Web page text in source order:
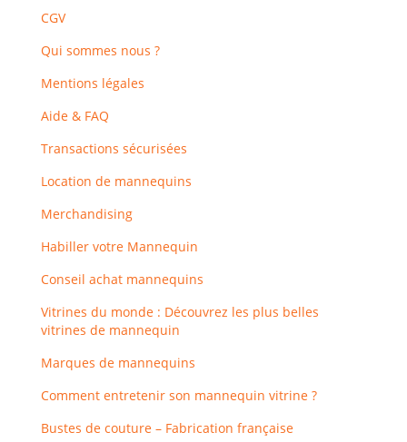
CGV
Qui sommes nous ?
Mentions légales
Aide & FAQ
Transactions sécurisées
Location de mannequins
Merchandising
Habiller votre Mannequin
Conseil achat mannequins
Vitrines du monde : Découvrez les plus belles
vitrines de mannequin
Marques de mannequins
Comment entretenir son mannequin vitrine ?
Bustes de couture – Fabrication française